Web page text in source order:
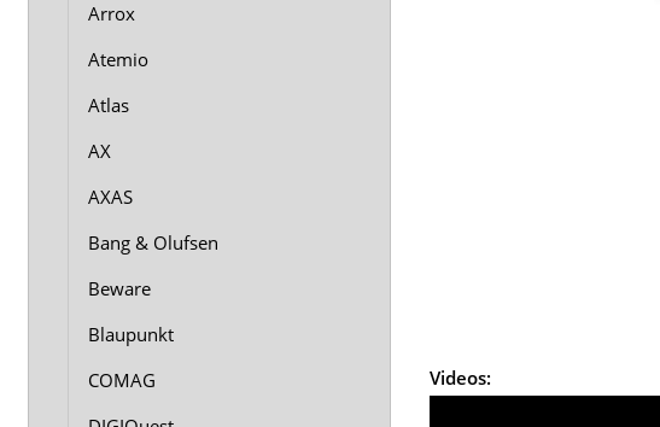
Videos:
Arrox
Atemio
Atlas
AX
AXAS
Bang & Olufsen
Beware
Blaupunkt
COMAG